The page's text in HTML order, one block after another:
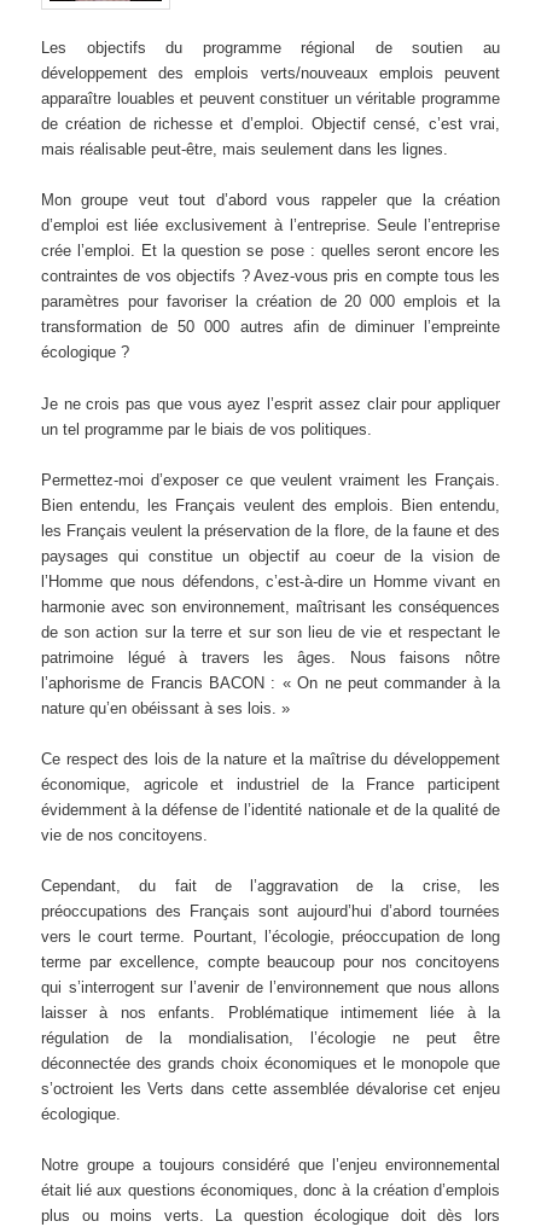
Les objectifs du programme régional de soutien au
développement des emplois verts/nouveaux emplois peuvent
apparaître louables et peuvent constituer un véritable programme
de création de richesse et d’emploi. Objectif censé, c’est vrai,
mais réalisable peut-être, mais seulement dans les lignes.
Mon groupe veut tout d’abord vous rappeler que la création
d’emploi est liée exclusivement à l’entreprise. Seule l’entreprise
crée l’emploi. Et la question se pose : quelles seront encore les
contraintes de vos objectifs ? Avez-vous pris en compte tous les
paramètres pour favoriser la création de 20 000 emplois et la
transformation de 50 000 autres afin de diminuer l’empreinte
écologique ?
Je ne crois pas que vous ayez l’esprit assez clair pour appliquer
un tel programme par le biais de vos politiques.
Permettez-moi d’exposer ce que veulent vraiment les Français.
Bien entendu, les Français veulent des emplois. Bien entendu,
les Français veulent la préservation de la flore, de la faune et des
paysages qui constitue un objectif au coeur de la vision de
l’Homme que nous défendons, c’est-à-dire un Homme vivant en
harmonie avec son environnement, maîtrisant les conséquences
de son action sur la terre et sur son lieu de vie et respectant le
patrimoine légué à travers les âges. Nous faisons nôtre
l’aphorisme de Francis BACON : « On ne peut commander à la
nature qu’en obéissant à ses lois. »
Ce respect des lois de la nature et la maîtrise du développement
économique, agricole et industriel de la France participent
évidemment à la défense de l’identité nationale et de la qualité de
vie de nos concitoyens.
Cependant, du fait de l’aggravation de la crise, les
préoccupations des Français sont aujourd’hui d’abord tournées
vers le court terme. Pourtant, l’écologie, préoccupation de long
terme par excellence, compte beaucoup pour nos concitoyens
qui s’interrogent sur l’avenir de l’environnement que nous allons
laisser à nos enfants. Problématique intimement liée à la
régulation de la mondialisation, l’écologie ne peut être
déconnectée des grands choix économiques et le monopole que
s’octroient les Verts dans cette assemblée dévalorise cet enjeu
écologique.
Notre groupe a toujours considéré que l’enjeu environnemental
était lié aux questions économiques, donc à la création d’emplois
plus ou moins verts. La question écologique doit dès lors